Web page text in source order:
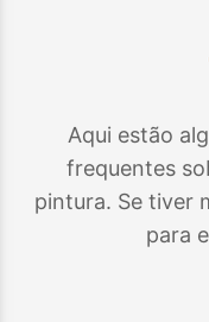
Aqui estão
frequentes
pintura. Se tiver
para